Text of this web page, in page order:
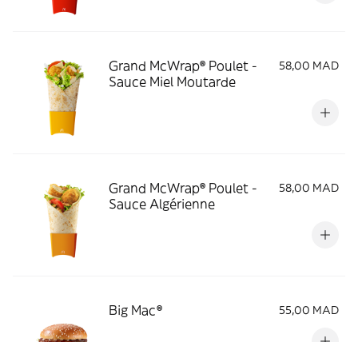
Grand McWrap® Poulet -
Sauce Miel Moutarde
58,00 MAD
Grand McWrap® Poulet -
Sauce Algérienne
58,00 MAD
Big Mac® 55,00 MAD